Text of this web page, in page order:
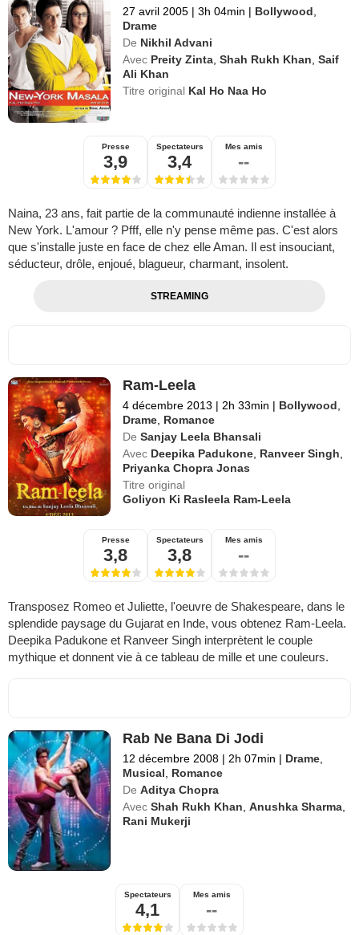
27 avril 2005 | 3h 04min | Bollywood
Drame
De Nikhil Advani
Avec Preity Zinta ,Shah Rukh Khan ,Saif
Ali Khan
Titre original Kal Ho Naa Ho
Presse
3,9
Spectateurs
3,4
Mes amis
--
Naina, 23 ans, fait partie de la communauté indienne installée à
New York. L'amour ? Pfff, elle n'y pense même pas. C'est alors
que s'installe juste en face de chez elle Aman. Il est insouciant,
séducteur, drôle, enjoué, blagueur, charmant, insolent.
STREAMING
Ram-Leela
4 décembre 2013 | 2h 33min | Bollywood
Drame Romance
De Sanjay Leela Bhansali
Avec Deepika Padukone Ranveer Singh
Priyanka Chopra Jonas
Titre original
Goliyon Ki Rasleela Ram-Leela
Presse
3,8
Spectateurs
3,8
Mes amis
--
Transposez Romeo et Juliette, l'oeuvre de Shakespeare, dans le
splendide paysage du Gujarat en Inde, vous obtenez Ram-Leela.
Deepika Padukone et Ranveer Singh interprètent le couple
mythique et donnent vie à ce tableau de mille et une couleurs.
Rab Ne Bana Di Jodi
12 décembre 2008 | 2h 07min | Drame,
Musical, Romance
De Aditya Chopra
Avec Shah Rukh Khan,Anushka Sharma,
Rani Mukerji
Spectateurs
4,1
Mes amis
--